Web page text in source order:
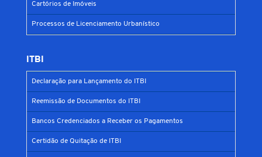
Cartórios de Imóveis
Processos de Licenciamento Urbanístico
ITBI
Declaração para Lançamento do ITBI
Reemissão de Documentos do ITBI
Bancos Credenciados a Receber os Pagamentos
Certidão de Quitação de ITBI